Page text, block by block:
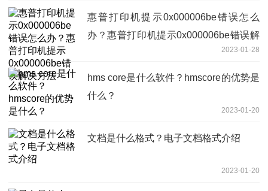
惠普打印机提示0x000006be错误怎么
办？惠普打印机提示0x000006be错误解
2023-01-28
hms core是什么软件？hmscore的优势是
什么？
2023-01-20
文档是什么格式？电子文档格式介绍
2023-01-20